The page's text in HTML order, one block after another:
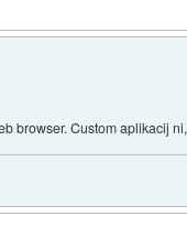
browser. Custom aplikacij